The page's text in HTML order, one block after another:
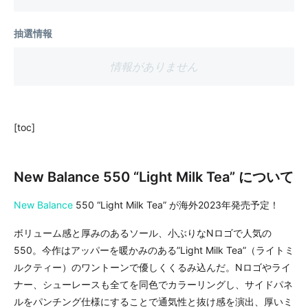
抽選情報
情報がありません
[toc]
New Balance 550 “Light Milk Tea” について
New Balance 550 “Light Milk Tea” が海外2023年発売予定！
ボリューム感と厚みのあるソール、小ぶりなNロゴで人気の
550。今作はアッパーを暖かみのある”Light Milk Tea”（ライトミ
ルクティー）のワントーンで優しくくるみ込んだ。Nロゴやライ
ナー、シューレースも全てを同色でカラーリングし、サイドパネ
ルをパンチング仕様にすることで通気性と抜け感を演出、厚いミ